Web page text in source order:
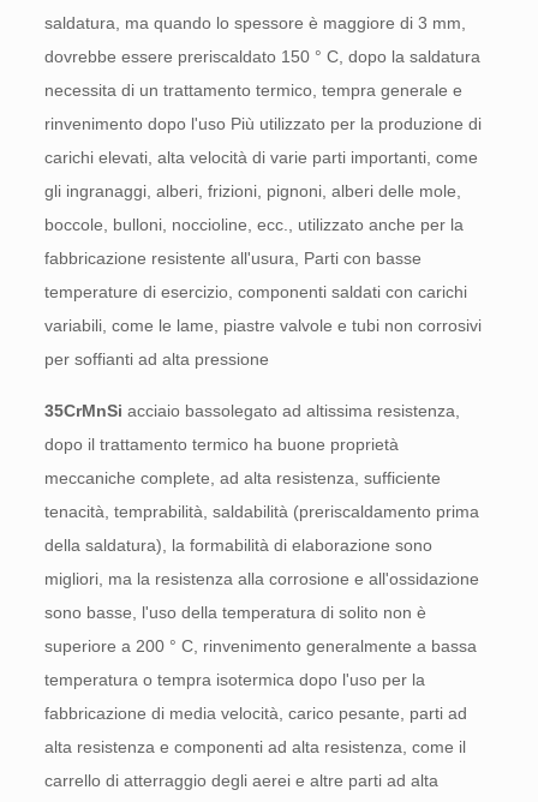
saldatura, ma quando lo spessore è maggiore di 3 mm,
dovrebbe essere preriscaldato 150 ° C, dopo la saldatura
necessita di un trattamento termico, tempra generale e
rinvenimento dopo l'uso Più utilizzato per la produzione di
carichi elevati, alta velocità di varie parti importanti, come
gli ingranaggi, alberi, frizioni, pignoni, alberi delle mole,
boccole, bulloni, noccioline, ecc., utilizzato anche per la
fabbricazione resistente all'usura, Parti con basse
temperature di esercizio, componenti saldati con carichi
variabili, come le lame, piastre valvole e tubi non corrosivi
per soffianti ad alta pressione
35CrMnSi acciaio bassolegato ad altissima resistenza,
dopo il trattamento termico ha buone proprietà
meccaniche complete, ad alta resistenza, sufficiente
tenacità, temprabilità, saldabilità (preriscaldamento prima
della saldatura), la formabilità di elaborazione sono
migliori, ma la resistenza alla corrosione e all'ossidazione
sono basse, l'uso della temperatura di solito non è
superiore a 200 ° C, rinvenimento generalmente a bassa
temperatura o tempra isotermica dopo l'uso per la
fabbricazione di media velocità, carico pesante, parti ad
alta resistenza e componenti ad alta resistenza, come il
carrello di atterraggio degli aerei e altre parti ad alta